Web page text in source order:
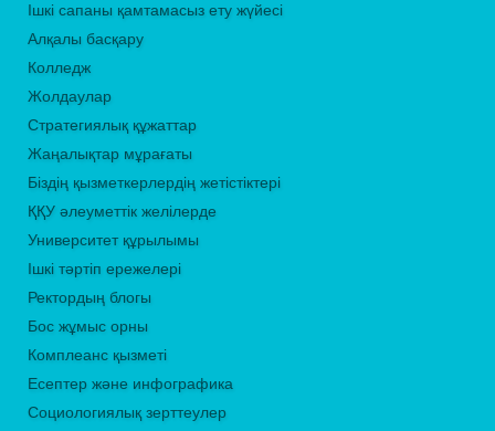
Ішкі сапаны қамтамасыз ету жүйесі
Алқалы басқару
Колледж
Жолдаулар
Стратегиялық құжаттар
Жаңалықтар мұрағаты
Біздің қызметкерлердің жетістіктері
ҚҚУ әлеуметтік желілерде
Университет құрылымы
Ішкі тәртіп ережелері
Ректордың блогы
Бос жұмыс орны
Комплеанс қызметі
Есептер және инфографика
Социологиялық зерттеулер